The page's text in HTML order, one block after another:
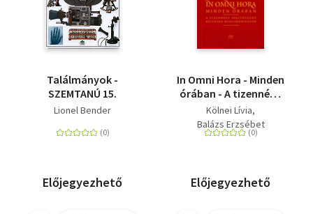
Történelem
Találmányok -
SZEMTANÚ 15.
Lionel Bender
Előjegyezhető
In Omni Hora - Minden
órában - A tizennégy
segítőszent kultusza
Magyarországon
Kölnei Lívia
Balázs Erzsébet
Előjegyezhető